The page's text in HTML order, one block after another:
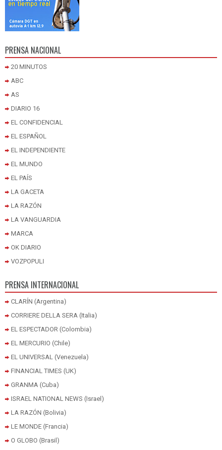
PRENSA NACIONAL
20 MINUTOS
ABC
AS
DIARIO 16
EL CONFIDENCIAL
EL ESPAÑOL
EL INDEPENDIENTE
EL MUNDO
EL PAÍS
LA GACETA
LA RAZÓN
LA VANGUARDIA
MARCA
OK DIARIO
VOZPOPULI
PRENSA INTERNACIONAL
CLARÍN (Argentina)
CORRIERE DELLA SERA (Italia)
EL ESPECTADOR (Colombia)
EL MERCURIO (Chile)
EL UNIVERSAL (Venezuela)
FINANCIAL TIMES (UK)
GRANMA (Cuba)
ISRAEL NATIONAL NEWS (Israel)
LA RAZÓN (Bolivia)
LE MONDE (Francia)
O GLOBO (Brasil)